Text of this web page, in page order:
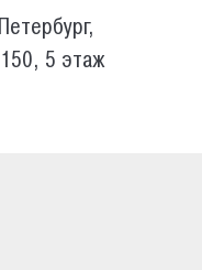
5 этаж